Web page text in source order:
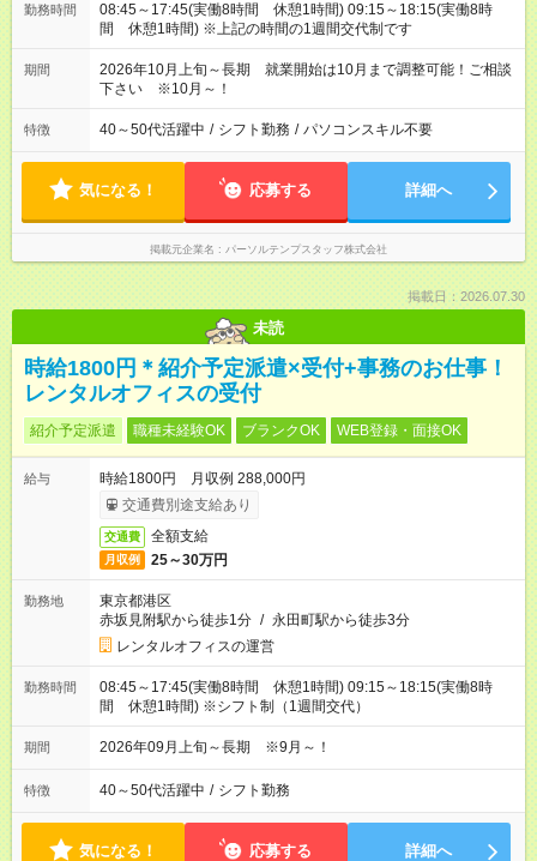
勤務時間
08:45～17:45(実働8時間 休憩1時間) 09:15～18:15(実働8時
間 休憩1時間) ※上記の時間の1週間交代制です
期間
2026年10月上旬～長期 就業開始は10月まで調整可能！ご相談
下さい ※10月～！
特徴 40～50代活躍中 / シフト勤務 / パソコンスキル不要
気になる！ 応募する 詳細へ
掲載元企業名 パーソルテンプスタッフ株式会社
掲載日：2026.07.30
未読
時給1800円＊紹介予定派遣×受付+事務のお仕事！
レンタルオフィスの受付
紹介予定派遣 職種未経験OK ブランクOK WEB登録・面接OK
給与
時給1800円 月収例 288,000円
交通費別途支給あり
交通費 全額支給
月収例 25～30万円
勤務地
東京都港区
赤坂見附駅から徒歩1分 / 永田町駅から徒歩3分
レンタルオフィスの運営
勤務時間
08:45～17:45(実働8時間 休憩1時間) 09:15～18:15(実働8時
間 休憩1時間) ※シフト制（1週間交代）
期間 2026年09月上旬～長期 ※9月～！
特徴 40～50代活躍中 / シフト勤務
気になる！ 応募する 詳細へ